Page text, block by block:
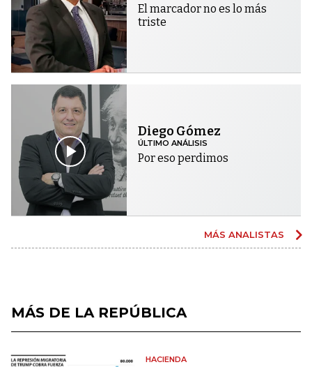
El marcador no es lo más
triste
Diego Gómez
ÚLTIMO ANÁLISIS
Por eso perdimos
MÁS ANALISTAS
MÁS DE LA REPÚBLICA
HACIENDA